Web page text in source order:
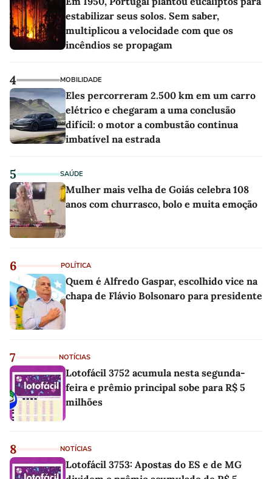
estabilizar seus solos. Sem saber,
multiplicou a velocidade com que os
incêndios se propagam
4 MOBILIDADE
Eles percorreram 2.500 km em um carro
elétrico e chegaram a uma conclusão
difícil: o motor a combustão continua
imbatível na estrada
5 SAÚDE
Mulher mais velha de Goiás celebra 108
anos com churrasco, bolo e muita emoção
6 POLÍTICA
Quem é Alfredo Gaspar, escolhido vice na
chapa de Flávio Bolsonaro para presidente
7 NOTÍCIAS
Lotofácil 3752 acumula nesta segunda-
feira e prêmio principal sobe para R$ 5
milhões
8 NOTÍCIAS
Lotofácil 3753: Apostas do ES e de MG